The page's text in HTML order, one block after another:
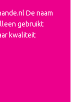
De naam
gebruikt
kwaliteit